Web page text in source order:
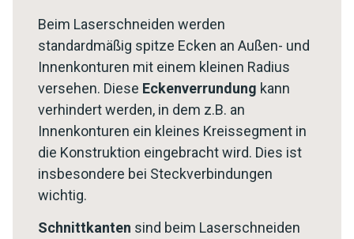
Beim Laserschneiden werden
standardmäßig spitze Ecken an Außen- und
Innenkonturen mit einem kleinen Radius
versehen. Diese Eckenverrundung kann
verhindert werden, in dem z.B. an
Innenkonturen ein kleines Kreissegment in
die Konstruktion eingebracht wird. Dies ist
insbesondere bei Steckverbindungen
wichtig.
Schnittkanten sind beim Laserschneiden